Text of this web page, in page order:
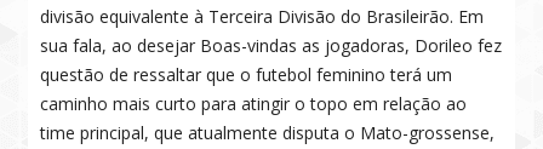
divisão equivalente à Terceira Divisão do Brasileirão. Em
sua fala, ao desejar Boas-vindas as jogadoras, Dorileo fez
questão de ressaltar que o futebol feminino terá um
caminho mais curto para atingir o topo em relação ao
time principal, que atualmente disputa o Mato-grossense,